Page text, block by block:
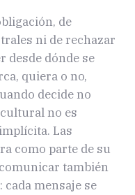
de
ni de rechazar
desde dónde se
quiera o no,
decide no
no es
Las
como parte de su
también
mensaje se